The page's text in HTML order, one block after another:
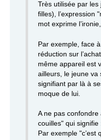
Très utilisée par
filles), l’expression
mot exprime
Par exemple, face
réduction sur
même appareil est
ailleurs, le jeune va
signifiant par là à
moque de lui.
A ne pas confondre
couilles" qui
Par exemple "c’est